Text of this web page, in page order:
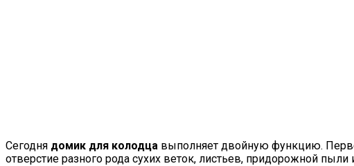
Сегодня домик для колодца выполняет двойную функцию.
отверстие разного рода сухих веток, листьев, придорожной пыли